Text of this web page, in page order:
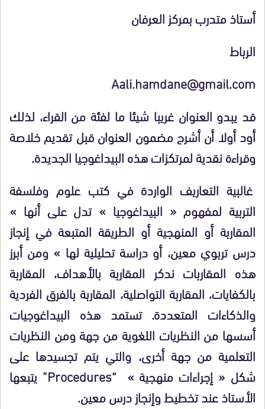
أستاذ متدرب بمركز العرفان
الرباط
Aali.hamdane@gmail.com
قد يبدو العنوان غريبا شيئا ما لفئة من القراء، لذلك
أود أولا أن أشرح مضمون العنوان قبل تقديم خلاصة
وقراءة نقدية لمرتكزات هذه البيداغوجيا الجديدة.
غالبية التعاريف الواردة في كتب علوم وفلسفة
التربية لمفهوم « البيداغوجيا » تدل على أنها »
المقاربة أو المنهجية أو الطريقة المتبعة في إنجاز
درس تربوي معين، أو دراسة تحليلية لها » ومن أبرز
هذه المقاربات ندكر المقاربة بالأهداف، المقاربة
بالكفايات، المقاربة التواصلية، المقاربة بالفرق الفردية
والذكاءات المتعددة. تستمد هذه البيداغوجيات
أسسها من النظريات اللغوية من جهة ومن النظريات
التعلمية من جهة أخرى، والتي يتم تجسيدها على
شكل « إجراءات منهجية » “Procedures”
يتبعها
الأستاذ عند تخطيط وإنجاز درس معين.